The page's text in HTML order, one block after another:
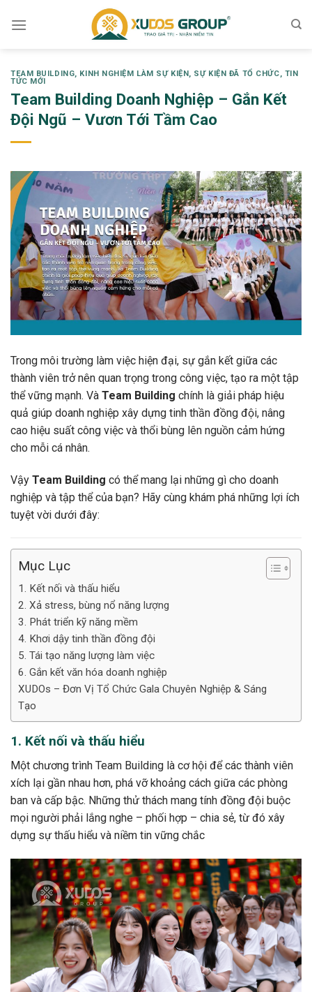
TEAM BUILDING, KINH NGHIỆM LÀM SỰ KIỆN, SỰ KIỆN ĐÃ TỔ CHỨC, TIN
TỨC MỚI
Team Building Doanh Nghiệp – Gắn Kết
Đội Ngũ – Vươn Tới Tầm Cao
Trong môi trường làm việc hiện đại, sự gắn kết giữa các
thành viên trở nên quan trọng trong công việc, tạo ra một tập
thể vững mạnh. Và Team Building chính là giải pháp hiệu
quả giúp doanh nghiệp xây dựng tinh thần đồng đội, nâng
cao hiệu suất công việc và thổi bùng lên nguồn cảm hứng
cho mỗi cá nhân.
Vậy Team Building có thể mang lại những gì cho doanh
nghiệp và tập thể của bạn? Hãy cùng khám phá những lợi ích
tuyệt vời dưới đây:
Mục Lục
1. Kết nối và thấu hiểu
2. Xả stress, bùng nổ năng lượng
3. Phát triển kỹ năng mềm
4. Khơi dậy tinh thần đồng đội
5. Tái tạo năng lượng làm việc
6. Gắn kết văn hóa doanh nghiệp
XUDOs – Đơn Vị Tổ Chức Gala Chuyên Nghiệp & Sáng
Tạo
1. Kết nối và thấu hiểu
Một chương trình Team Building là cơ hội để các thành viên
xích lại gần nhau hơn, phá vỡ khoảng cách giữa các phòng
ban và cấp bậc. Những thử thách mang tính đồng đội buộc
mọi người phải lắng nghe – phối hợp – chia sẻ, từ đó xây
dựng sự thấu hiểu và niềm tin vững chắc